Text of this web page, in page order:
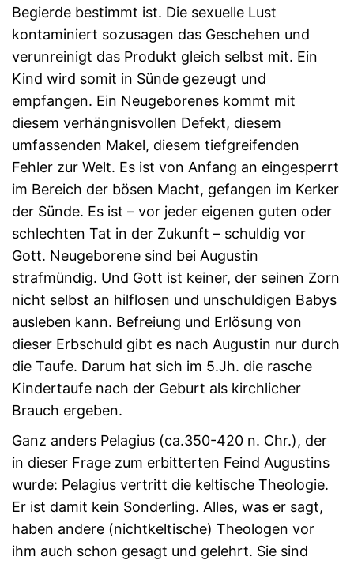
Begierde bestimmt ist. Die sexuelle Lust
kontaminiert sozusagen das Geschehen und
verunreinigt das Produkt gleich selbst mit. Ein
Kind wird somit in Sünde gezeugt und
empfangen. Ein Neugeborenes kommt mit
diesem verhängnisvollen Defekt, diesem
umfassenden Makel, diesem tiefgreifenden
Fehler zur Welt. Es ist von Anfang an eingesperrt
im Bereich der bösen Macht, gefangen im Kerker
der Sünde. Es ist – vor jeder eigenen guten oder
schlechten Tat in der Zukunft – schuldig vor
Gott. Neugeborene sind bei Augustin
strafmündig. Und Gott ist keiner, der seinen Zorn
nicht selbst an hilflosen und unschuldigen Babys
ausleben kann. Befreiung und Erlösung von
dieser Erbschuld gibt es nach Augustin nur durch
die Taufe. Darum hat sich im 5.Jh. die rasche
Kindertaufe nach der Geburt als kirchlicher
Brauch ergeben.
Ganz anders Pelagius (ca.350-420 n. Chr.), der
in dieser Frage zum erbitterten Feind Augustins
wurde: Pelagius vertritt die keltische Theologie.
Er ist damit kein Sonderling. Alles, was er sagt,
haben andere (nichtkeltische) Theologen vor
ihm auch schon gesagt und gelehrt. Sie sind